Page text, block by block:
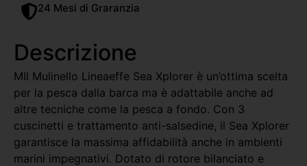
24 Mesi di Graranzia
Descrizione
MIl Mulinello Lineaeffe Sea Xplorer è un’ottima scelta
per la pesca dalla barca ma è adattabile anche ad
altre tecniche come la pesca a fondo. Con 3
cuscinetti e trattamento anti-salsedine, il Sea Xplorer
garantisce la massima affidabilità anche in ambienti
marini impegnativi. Dotato di rotore bilanciato e